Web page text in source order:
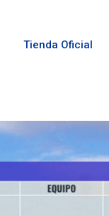
Tienda Oficial